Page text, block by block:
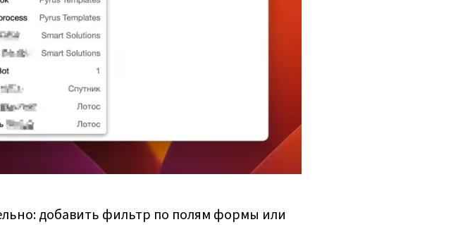
добавить фильтр по полям формы или